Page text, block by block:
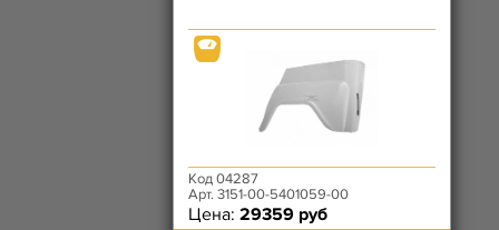
Код 04287
Арт. 3151-00-5401059-00
Цена: 29359 руб